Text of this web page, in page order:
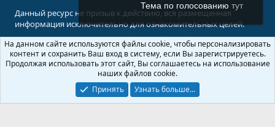
Данный ресурс не призыв к действию, вся размещенная
информация исключительно для ознакомительных целей.
© 2008-2026 Форум Абырвалг.нет - подводная охота, дайвинг, туризм
Перевод: XenForo.Info
Тема по голосованию тут
На данном сайте используются файлы cookie, чтобы персонализировать
контент и сохранить Ваш вход в систему, если Вы зарегистрируетесь.
Продолжая использовать этот сайт, Вы соглашаетесь на использование
наших файлов cookie.
Принять
Узнать больше...